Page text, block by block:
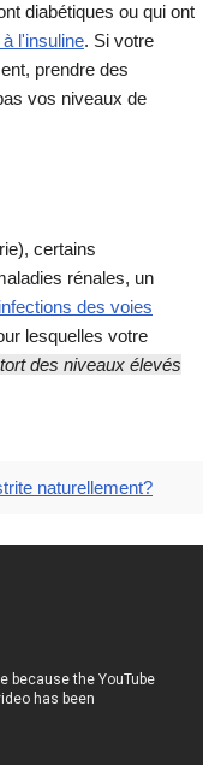
diabétiques ou qui ont
l'insuline. Si votre
prendre des
vos niveaux de
certains
rénales, un
infections des voies
lesquelles votre
des niveaux élevés
naturellement?